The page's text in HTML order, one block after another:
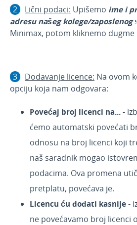
Lični podaci: Upišemo ime i
adresu našeg kolege/zaposlenog
Minimax, potom kliknemo dugme
Dodavanje licence: Na ovom
opciju koja nam odgovara:
Povećaj broj licenci na...-
ćemo automatski povećati
odnosu na broj licenci koji
naš saradnik mogao
podacima. Ova promena
pretplatu, povećava je.
Licencu ću dodati kasnije-
ne povećavamo broj licenci